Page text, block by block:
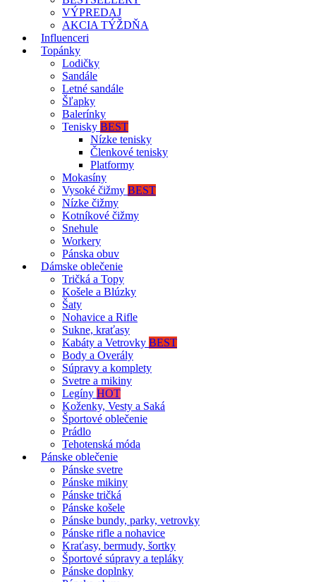
VÝPREDAJ
AKCIA TÝŽDŇA
Influenceri
Topánky
Lodičky
Sandále
Letné sandále
Šľapky
Balerínky
Tenisky BEST
Nízke tenisky
Členkové tenisky
Platformy
Mokasíny
Vysoké čižmy BEST
Nízke čižmy
Kotníkové čižmy
Snehule
Workery
Pánska obuv
Dámske oblečenie
Tričká a Topy
Košele a Blúzky
Šaty
Nohavice a Rifle
Sukne, kraťasy
Kabáty a Vetrovky BEST
Body a Overály
Súpravy a komplety
Svetre a mikiny
Legíny HOT
Koženky, Vesty a Saká
Športové oblečenie
Prádlo
Tehotenská móda
Pánske oblečenie
Pánske svetre
Pánske mikiny
Pánske tričká
Pánske košele
Pánske bundy, parky, vetrovky
Pánske rifle a nohavice
Kraťasy, bermudy, šortky
Športové súpravy a tepláky
Pánske doplnky